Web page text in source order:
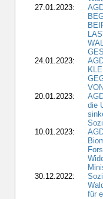
27.01.2023:
24.01.2023:
20.01.2023:
die
10.01.2023:
30.12.2022:
für